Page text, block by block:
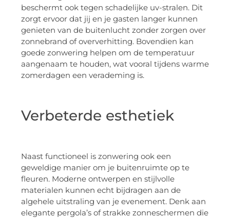
beschermt ook tegen schadelijke uv-stralen. Dit
zorgt ervoor dat jij en je gasten langer kunnen
genieten van de buitenlucht zonder zorgen over
zonnebrand of oververhitting. Bovendien kan
goede zonwering helpen om de temperatuur
aangenaam te houden, wat vooral tijdens warme
zomerdagen een verademing is.
Verbeterde esthetiek
Naast functioneel is zonwering ook een
geweldige manier om je buitenruimte op te
fleuren. Moderne ontwerpen en stijlvolle
materialen kunnen echt bijdragen aan de
algehele uitstraling van je evenement. Denk aan
elegante pergola’s of strakke zonneschermen die